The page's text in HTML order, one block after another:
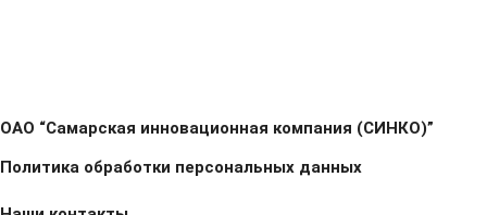
ОАО “Самарская инновационная компания (СИНКО)”
Политика обработки персональных данных